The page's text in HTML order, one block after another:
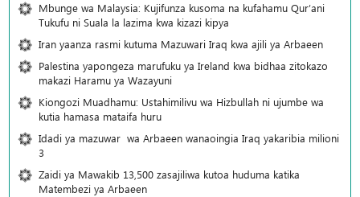
Mbunge wa Malaysia: Kujifunza kusoma na kufahamu Qur’ani
Tukufu ni Suala la lazima kwa kizazi kipya
Iran yaanza rasmi kutuma Mazuwari Iraq kwa ajili ya Arbaeen
Palestina yapongeza marufuku ya Ireland kwa bidhaa zitokazo
makazi Haramu ya Wazayuni
Kiongozi Muadhamu: Ustahimilivu wa Hizbullah ni ujumbe wa
kutia hamasa mataifa huru
Idadi ya mazuwar wa Arbaeen wanaoingia Iraq yakaribia milioni
3
Zaidi ya Mawakib 13,500 zasajiliwa kutoa huduma katika
Matembezi ya Arbaeen